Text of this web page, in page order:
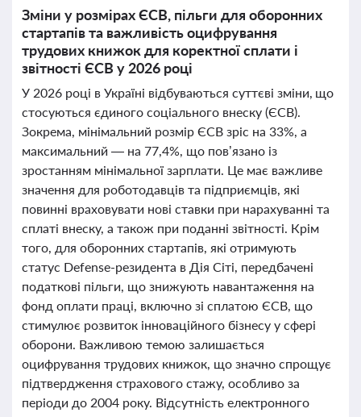
Зміни у розмірах ЄСВ, пільги для оборонних
стартапів та важливість оцифрування
трудових книжок для коректної сплати і
звітності ЄСВ у 2026 році
У 2026 році в Україні відбуваються суттєві зміни, що
стосуються єдиного соціального внеску (ЄСВ).
Зокрема, мінімальний розмір ЄСВ зріс на 33%, а
максимальний — на 77,4%, що пов’язано із
зростанням мінімальної зарплати. Це має важливе
значення для роботодавців та підприємців, які
повинні враховувати нові ставки при нарахуванні та
сплаті внеску, а також при поданні звітності. Крім
того, для оборонних стартапів, які отримують
статус Defense-резидента в Дія Сіті, передбачені
податкові пільги, що знижують навантаження на
фонд оплати праці, включно зі сплатою ЄСВ, що
стимулює розвиток інноваційного бізнесу у сфері
оборони. Важливою темою залишається
оцифрування трудових книжок, що значно спрощує
підтвердження страхового стажу, особливо за
періоди до 2004 року. Відсутність електронного